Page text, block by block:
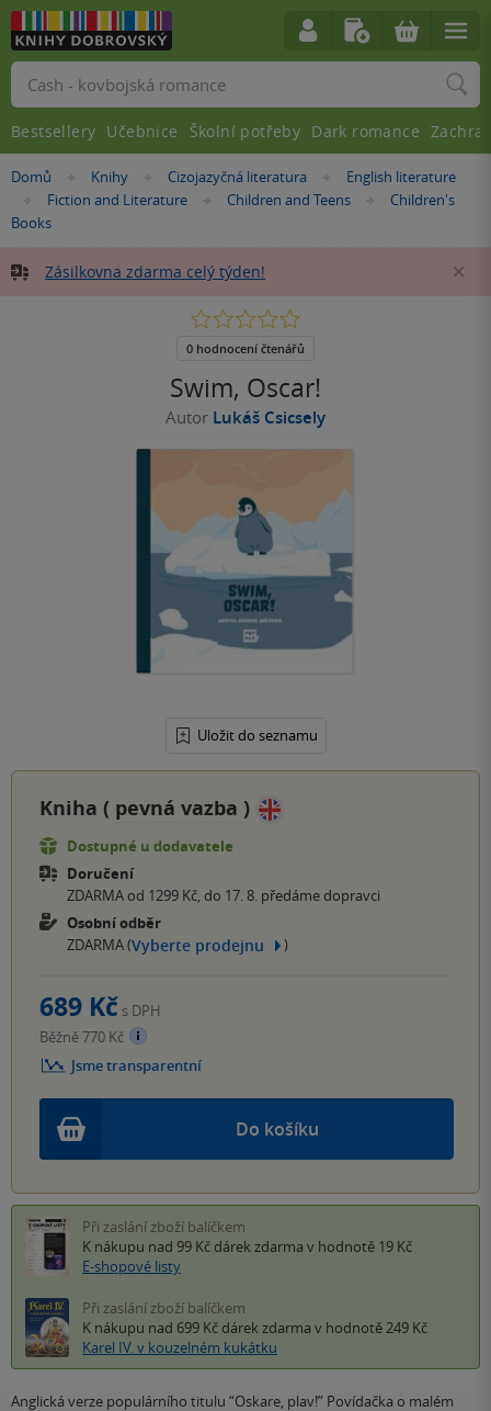
Nacházíte
zde:
Domů »Knihy »Cizojazyčná literatura »English literature
»Fiction and Literature »
Children and Teens »
Children's
Books
Zásilkovna zdarma celý týden!
Swim, Oscar!
Autor Lukáš Csicsely
Uložit do seznamu
0.0
5
0 hodnocení čtenářů
Kniha ( pevná vazba )
Dostupné u dodavatele
Doručení
ZDARMA od 1299 Kč, do 17. 8. předáme dopravci
Osobní odběr
ZDARMA (Vyberte prodejnu )
Do košíku
689 Kč s DPH
Běžně 770 Kč
Jsme transparentní
Při zaslání zboží balíčkem
K nákupu nad 99 Kč dárek zdarma v hodnotě 19 Kč
E-shopové listy
Při zaslání zboží balíčkem
K nákupu nad 699 Kč dárek zdarma v hodnotě 249 Kč
Karel IV. v kouzelném kukátku
Anglická verze populárního titulu “Oskare, plav!” Povídačka o malém
Vyhledávání
Bestsellery Učebnice Školní potřeby Dark romance